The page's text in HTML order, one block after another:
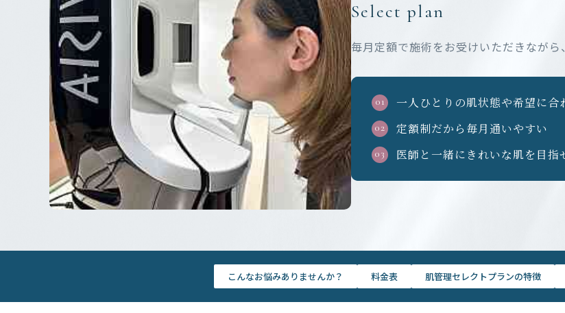
Select plan
毎月定額で施術をお受けいただきながら
一人ひとりの肌状態や希望に合
定額制だから毎月通いやすい
医師と一緒にきれいな肌を目指
こんなお悩みありませんか？ 料金表 肌管理セレクトプランの特徴